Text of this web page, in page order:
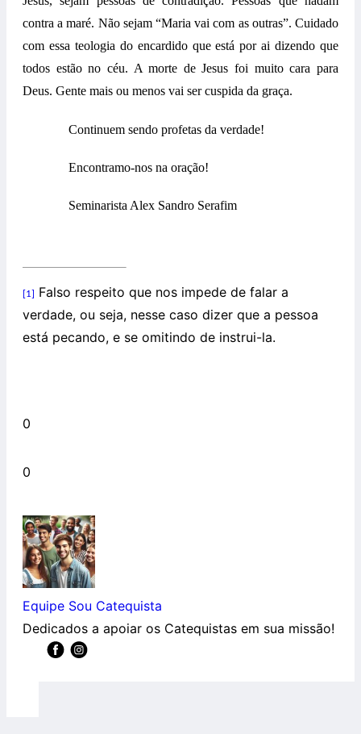
contra a maré. Não sejam “Maria vai com as outras”. Cuidado
com essa teologia do encardido que está por ai dizendo que
todos estão no céu. A morte de Jesus foi muito cara para
Deus. Gente mais ou menos vai ser cuspida da graça.
Continuem sendo profetas da verdade!
Encontramo-nos na oração!
Seminarista Alex Sandro Serafim
[1]
Falso respeito que nos impede de falar a
verdade, ou seja, nesse caso dizer que a pessoa
está pecando, e se omitindo de instrui-la.
0
0
Equipe Sou Catequista
Dedicados a apoiar os Catequistas em sua missão!